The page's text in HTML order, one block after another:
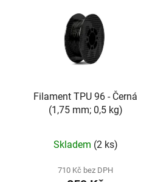
Filament TPU 96 - Černá
(1,75 mm; 0,5 kg)
Skladem (2 ks)
710 Kč bez DPH